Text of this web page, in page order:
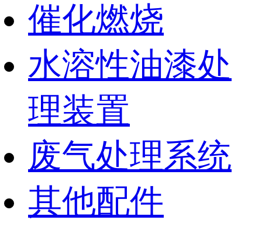
催化燃烧
水溶性油漆处
理装置
废气处理系统
其他配件